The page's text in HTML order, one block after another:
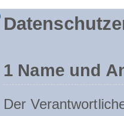
1 Name und
Der